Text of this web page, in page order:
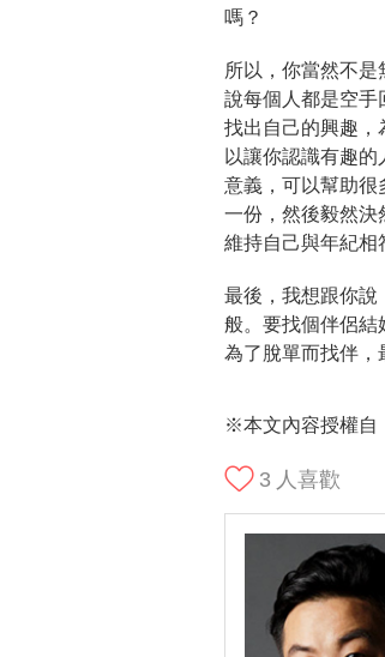
嗎？
所以，你當然不
說每個人都是空手
找出自己的興趣，
以讓你認識有趣
意義，可以幫助很
一份，然後毅然決
維持自己與年紀相
最後，我想跟你說
般。要找個伴侶結
為了脫單而找伴，
※本文內容授權自
3 人喜歡